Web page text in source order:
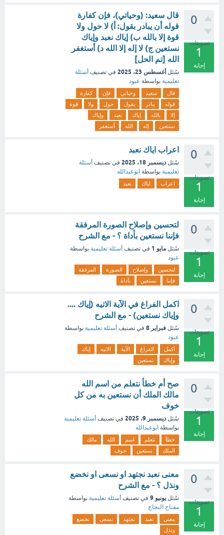
0
تصويتات
1
إجابة
قال سعيد: (وحياتي)، فإن كفارة
قوله أن يبادر بقول: أ) لا حول ولا
قوة إلا بالله ب) إياك نعبد وإياك
نستعين ج) لا إله إلا الله د) أستغفر
الله [تم الحل]
سُئل أغسطس 23، 2025 في تصنيف أسئلة
تعليمية بواسطة عبود
قال سعيد وحياتي فإن
كفارة
قوله
يبادر بقول حول ولا
قوة
إلا
بالله إياك نعبد
وإياك
نستعين
إله الله أستغفر
0
تصويتات
1
إجابة
اعراب اياك نعبد
سُئل ديسمبر 18، 2025 في تصنيف أسئلة
تعليمية بواسطة ابوعبدالله
اعراب اياك نعبد
0
تصويتات
1
إجابة
لتحسين وإصلاح الصورة المرفقة
فإننا نستعين بأداة ؟ - مع الشرح
سُئل مايو 1 في تصنيف أسئلة تعليمية بواسطة
عبود
لتحسين وإصلاح الصورة
المرفقة
فإننا
نستعين بأداة
0
تصويتات
1
إجابة
اكمل الفراغ في الآية الاتيه (إياك ....
وإياك نستعين) - مع الشرح
سُئل فبراير 8 في تصنيف أسئلة تعليمية بواسطة
عبود
اكمل الفراغ الآية الاتيه
إياك
وإياك
نستعين
0
تصويتات
1
إجابة
صح أم خطأ نتعلم من اسم الله
مالك الملك أن نستعين به من كل
خوف
سُئل ديسمبر 9، 2025 في تصنيف أسئلة تعليمية
بواسطة ابوعبدالله
خطأ نتعلم اسم الله
مالك
الملك
نستعين خوف
0
تصويتات
1
إجابة
معنى نعبد نجتهد او نسعى او نخضع
ونذل ؟ - مع الشرح
سُئل يونيو 9 في تصنيف أسئلة تعليمية بواسطة
مفتاح النجاح
معنى نعبد نجتهد نسعى
نخضع
ونذل